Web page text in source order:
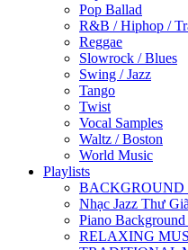
Pop Ballad
R&B / Hiphop /
Reggae
Slowrock / Blues
Swing / Jazz
Tango
Twist
Vocal Samples
Waltz / Boston
World Music
Playlists
BACKGROUND
Nhạc Jazz Thư
Piano
RELAXING